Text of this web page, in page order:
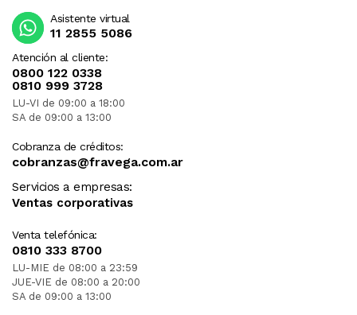
Atención al cliente:
0800 122 0338
0810 999 3728
LU-VI de 09:00 a 18:00
SA de 09:00 a 13:00
Cobranza de créditos:
cobranzas@fravega.com.ar
Servicios a empresas:
Ventas corporativas
Venta telefónica:
0810 333 8700
LU-MIE de 08:00 a 23:59
JUE-VIE de 08:00 a 20:00
SA de 09:00 a 13:00
Asistente virtual
11 2855 5086